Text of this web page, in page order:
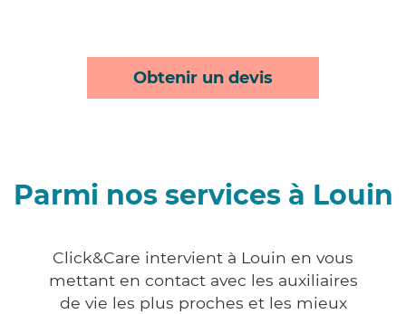
Obtenir un devis
Parmi nos services à Louin
Click&Care intervient à Louin en vous
mettant en contact avec les auxiliaires
de vie les plus proches et les mieux